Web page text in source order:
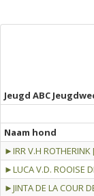
Jeugd ABC
Naam hond
►IRR V.H
►LUCA V.D. ROOISE
►JINTA DE LA COUR